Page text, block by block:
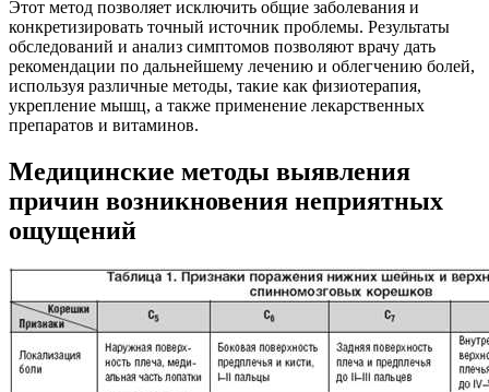
Этот метод позволяет исключить общие заболевания и
конкретизировать точный источник проблемы. Результаты
обследований и анализ симптомов позволяют врачу дать
рекомендации по дальнейшему лечению и облегчению болей,
используя различные методы, такие как физиотерапия,
укрепление мышц, а также применение лекарственных
препаратов и витаминов.
Медицинские методы выявления
причин возникновения неприятных
ощущений